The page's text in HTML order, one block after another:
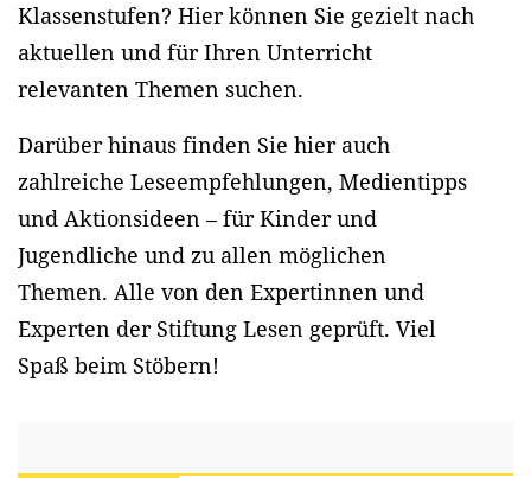
Klassenstufen? Hier können Sie gezielt nach
aktuellen und für Ihren Unterricht
relevanten Themen suchen.
Darüber hinaus finden Sie hier auch
zahlreiche Leseempfehlungen, Medientipps
und Aktionsideen – für Kinder und
Jugendliche und zu allen möglichen
Themen. Alle von den Expertinnen und
Experten der Stiftung Lesen geprüft. Viel
Spaß beim Stöbern!